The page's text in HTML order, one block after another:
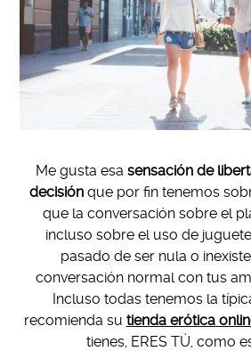
Me gusta esa sensación de
decisiónque por fin tenemos
que la conversación sobre el
incluso sobre el uso de
pasado de ser nula o
conversación normal con tus
Incluso todas tenemos la
recomienda su tienda erótica
tienes, ERES TÚ, como